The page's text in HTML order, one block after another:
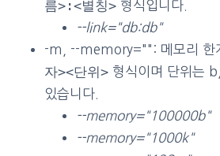
름>:<별칭> 형식입니다.
--link="db:db"
-m, --memory="": 메모리 한
자><단위> 형식이며 단위는
있습니다.
--memory="100000b"
--memory="1000k"